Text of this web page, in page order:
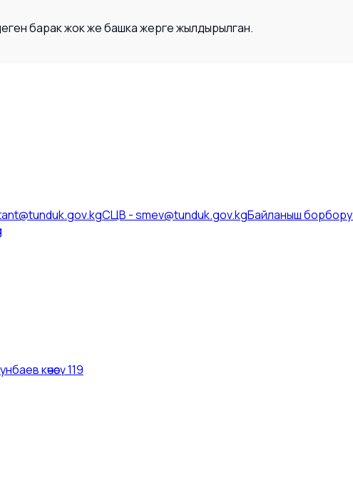
барак жок же башка жерге жылдырылган.
СЦВ -smev@tunduk.gov.kgБайланыш борбору
көчөсү 119